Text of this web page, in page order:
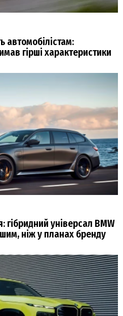
автомобілістам:
гірші характеристики
універсал BMW
ніж у планах бренду